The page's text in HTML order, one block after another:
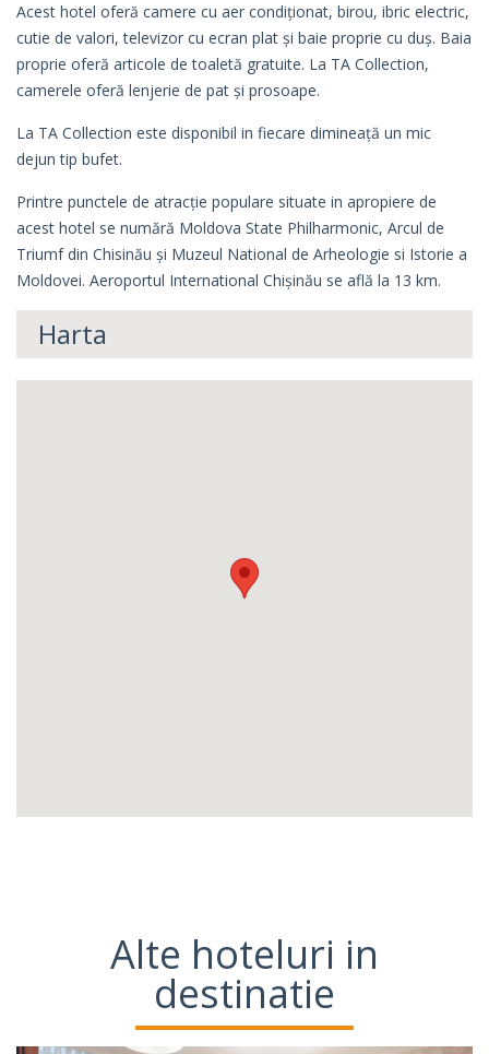
Acest hotel oferă camere cu aer condiționat, birou, ibric electric,
cutie de valori, televizor cu ecran plat și baie proprie cu duș. Baia
proprie oferă articole de toaletă gratuite. La TA Collection,
camerele oferă lenjerie de pat și prosoape.
La TA Collection este disponibil in fiecare dimineață un mic
dejun tip bufet.
Printre punctele de atracție populare situate in apropiere de
acest hotel se numără Moldova State Philharmonic, Arcul de
Triumf din Chisinău și Muzeul National de Arheologie si Istorie a
Moldovei. Aeroportul International Chișinău se află la 13 km.
Harta
Alte hoteluri in
destinatie